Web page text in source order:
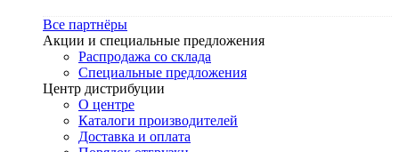
Все партнёры
Акции и специальные предложения
Распродажа со склада
Специальные предложения
Центр дистрибуции
О центре
Каталоги производителей
Доставка и оплата